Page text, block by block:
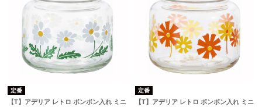
定番
【T】アデリア レトロ ボンボン入れ ミニ
定番
【T】アデリア レトロ ボンボン入れ ミニ